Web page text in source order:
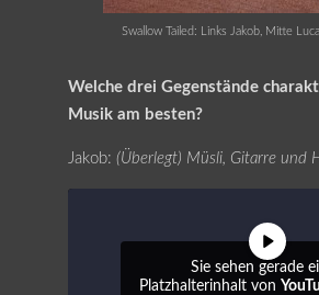
Swallow Tailed: Links Jakob, Mitte
Welche drei Gegenstände
Musik am besten?
Jakob: (Überlegt) Müsli, Gitarre und
Sie sehen gerade
Platzhalterinhalt von